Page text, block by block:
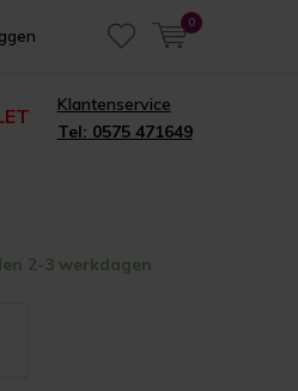
0
Klantenservice
Tel: 0575 471649
2-3 werkdagen